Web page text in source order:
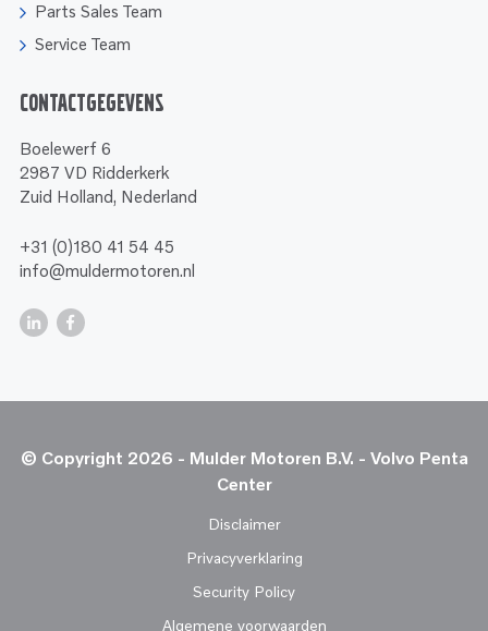
Parts Sales Team
Service Team
Contactgegevens
Boelewerf 6
2987 VD Ridderkerk
Zuid Holland, Nederland
+31 (0)180 41 54 45
info@muldermotoren.nl
© Copyright 2026 - Mulder Motoren B.V. - Volvo Penta
Center
Disclaimer
Privacyverklaring
Security Policy
Algemene voorwaarden